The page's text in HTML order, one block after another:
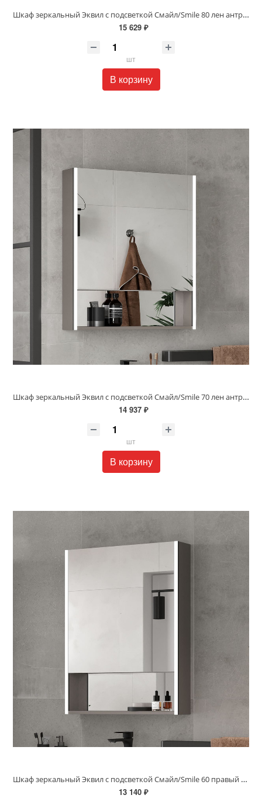
Шкаф зеркальный Эквил с подсветкой Смайл/Smile 80 лен антрацит szSMILE80
15 629 ₽
шт
В корзину
Шкаф зеркальный Эквил с подсветкой Смайл/Smile 70 лен антрацит szSMILE70
14 937 ₽
шт
В корзину
Шкаф зеркальный Эквил с подсветкой Смайл/Smile 60 правый лен антрацит szSMILEI60.R
13 140 ₽